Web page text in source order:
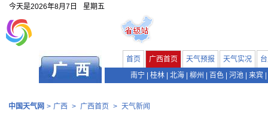
今天是2026年8月7日 星期五
首页 广西首页 天气预报 天气实况
南宁
桂林 北海 柳州 百色 河池 来宾
中国天气网 > 广西 > 广西首页 > 天气新闻